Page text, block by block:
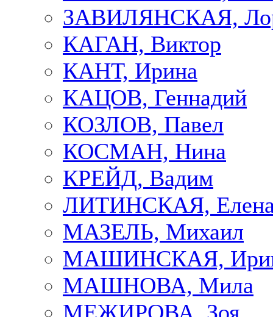
ЗАВИЛЯНСКАЯ,
КАГАН, Виктор
КАНТ, Ирина
КАЦОВ, Геннадий
КОЗЛОВ, Павел
КОСМАН, Нина
КРЕЙД, Вадим
ЛИТИНСКАЯ,
МАЗЕЛЬ, Михаил
МАШИНСКАЯ,
МАШНОВА, Мила